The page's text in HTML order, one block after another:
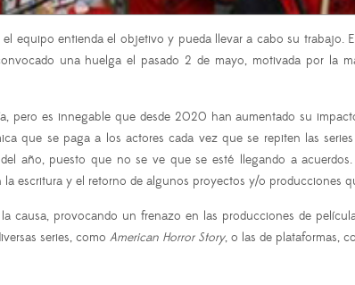
equipo entienda el objetivo y pueda llevar a cabo su trabajo.
una huelga el pasado 2 de mayo, motivada por la
pero es innegable que desde 2020 han aumentado su
que se paga a los actores cada vez que se repiten las
año, puesto que no se ve que se esté llegando a
escritura y el retorno de algunos proyectos y/o producciones
provocando un frenazo en las producciones de
series, como American Horror Story, o las de plataformas,